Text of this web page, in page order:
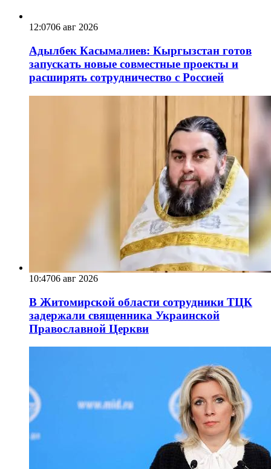
12:0706 авг 2026
Адылбек Касымалиев: Кыргызстан готов
запускать новые совместные проекты и
расширять сотрудничество с Россией
10:4706 авг 2026
В Житомирской области сотрудники ТЦК
задержали священника Украинской
Православной Церкви